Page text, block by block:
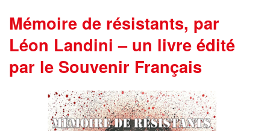
Mémoire de résistants, par
Léon Landini – un livre édité
par le Souvenir Français